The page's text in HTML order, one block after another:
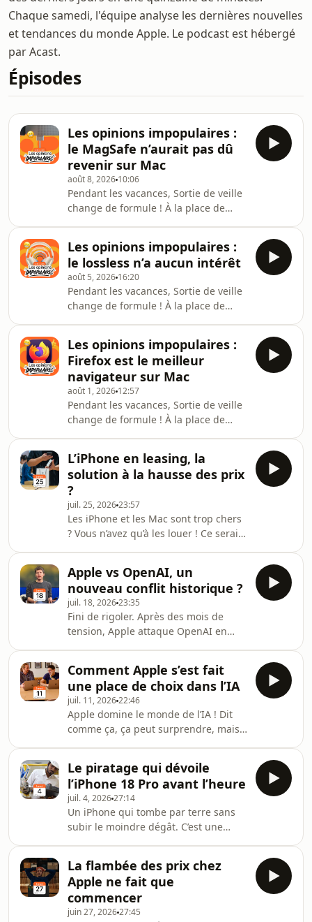
Chaque samedi, l'équipe analyse les dernières nouvelles
et tendances du monde Apple. Le podcast est hébergé
par Acast.
Épisodes
Les opinions impopulaires :
le MagSafe n’aurait pas dû
revenir sur Mac
août 8, 2026 10:06
Pendant les vacances, Sortie de veille
change de formule ! À la place de
réunissons plusieurs membres de
l’équipe pour débattre de sujets qui
fâchent. L’occasion de vous faire vivre
les discussions qui animent au
quotidien la rédaction de
MacGeneration.Pour ce troisième
hors-série « opinion impopulaire »,
Cédric défend l’idée que le retou
Les opinions impopulaires :
le lossless n’a aucun intérêt
août 5, 2026 16:20
Pendant les vacances, Sortie de veille
change de formule ! À la place de
réunissons plusieurs membres de
l’équipe pour débattre de sujets qui
fâchent. L’occasion de vous faire vivre
les discussions qui animent au
quotidien la rédaction de
MacGeneration.Pour ce deuxième
hors-série « opinion impopulaire »,
Pierre affirme que le lossless n’a
Les opinions impopulaires :
Firefox est le meilleur
navigateur sur Mac
août 1, 2026 12:57
Pendant les vacances, Sortie de veille
change de formule ! À la place de
réunissons plusieurs membres de
l’équipe pour débattre de sujets qui
fâchent. L’occasion de vous faire vivre
les discussions qui animent au
quotidien la rédaction de
MacGeneration.Pour ce premier hors-
série « opinion impopulaire »,
Stéphane soutient que Firefox est t
L’iPhone en leasing, la
solution à la hausse des prix
?
juil. 25, 202623:57
Les iPhone et les Mac sont trop chers
? Vous n’avez qu’à les louer ! Ce serait
pour les voitures, on pourrait louer un
iPhone pendant plusieurs mois, avant
de choisir entre le conserver ou bien
le restituer. Une bonne réponse à la
hausse des prix ? On en discute dans
cette émission.Au programme
également, l’augmentation du prix
Apple vs OpenAI, un
nouveau conflit historique ?
juil. 18, 202623:35
Fini de rigoler. Après des mois de
tension, Apple attaque OpenAI en
d’Apple, est accusé de vol de secrets
industriels alors qu’il prépare ses
premiers appareils. Cette
confrontation entre Apple et OpenAI
marque-t-elle un tournant dans
l’industrie ? On en discute dans cette
émission.Au programme également,
une dérogation de l’E
Comment Apple s’est fait
une place de choix dans l’IA
juil. 11, 202622:46
Apple domine le monde de l’IA ! Dit
comme ça, ça peut surprendre, mais
encore Google sont reconnus comme
étant les meilleurs, Apple s’est
imposée sur un autre terrain. Les Mac
sont devenus les machines de
référence aussi bien pour les
amateurs que pour les experts en
intelligence artificielle. Comment ? On
en discute dans cet
Le piratage qui dévoile
l’iPhone 18 Pro avant l’heure
juil. 4, 202627:14
Un iPhone qui tombe par terre sans
subir le moindre dégât. C’est une
iPhone 18 Pro. Victime d’un piratage,
un sous-traitant d’Apple a laissé
s’échapper des documents
confidentiels sur les futurs iPhone.
La flambée des prix chez
Apple ne fait que
commencer
juin 27, 202627:45